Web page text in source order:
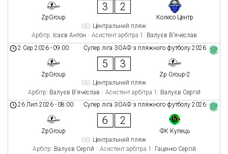
ZpGroup
3 2
Колесо Центр
Центральний пляж
Арбітр: Ісаєв Антон Асистент арбітра 1: Валуєв В’ячеслав
Супер ліга ЗОАФ з пляжного футболу 2026
2 Сер 2026 - 09:00
ZpGroup
5 3
Zp Group-2
Центральний пляж
Арбітр: Валуєв В’ячеслав Асистент арбітра 1: Валуєв Сергій
Супер ліга ЗОАФ з пляжного футболу 2026
26 Лип 2026 - 08:00
ZpGroup
6 2
ФК Купець
Центральний пляж
Арбітр: Валуєв Сергій Асистент арбітра 1: Гаценко Сергій